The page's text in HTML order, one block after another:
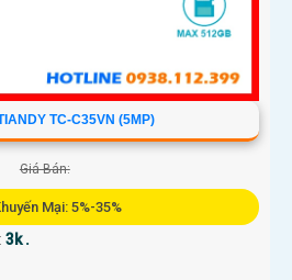
TC-C35VN (5MP)
Giá Bán:
Mại: 5%-35%
3k .